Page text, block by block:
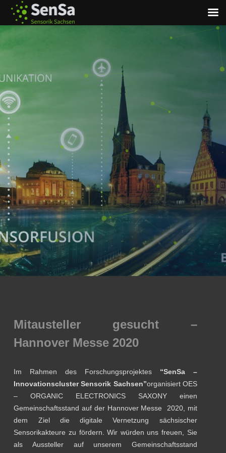
Mitausteller gesucht –
Hannover Messe 2020
Im Rahmen des Forschungsprojektes “SenSa –
Innovationscluster Sensorik Sachsen”organisiert OES
– ORGANIC ELECTRONICS SAXONY einen
Gemeinschaftsstand auf der Hannover Messe 2020, mit
dem Ziel die digitale Vernetzung sächsischer
Sensorikakteure zu fördern. Wir würden uns freuen, Sie
als Aussteller auf unserem Gemeinschaftsstand